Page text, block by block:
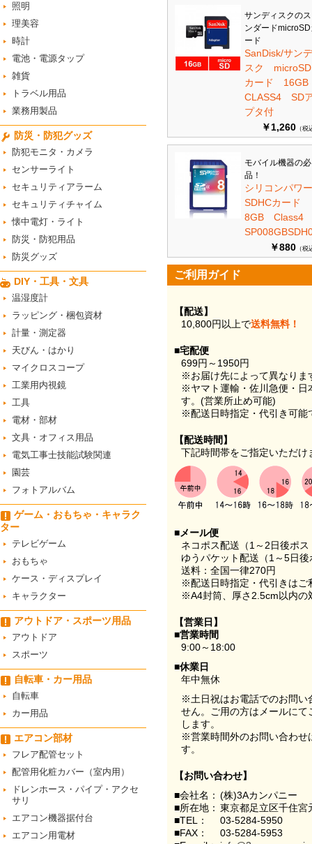
照明
理美容
時計
電池・電源タップ
雑貨
トラベル用品
業務用製品
防災・防犯グッズ
防犯モニタ・カメラ
センサーライト
セキュリティアラーム
セキュリティチャイム
懐中電灯・ライト
防災・防犯用品
防災グッズ
DIY・工具・文具
温湿度計
ラッピング・梱包資材
計量・測定器
天びん・はかり
マイクロスコープ
工業用内視鏡
工具
電材・部材
文具・オフィス用品
電気工事士技能試験関連
園芸
フォトアルバム
ゲーム・おもちゃ・キャラク
ター
テレビゲーム
おもちゃ
ケース・ディスプレイ
キャラクター
アウトドア・スポーツ用品
アウトドア
スポーツ
自転車・カー用品
自転車
カー用品
エアコン部材
フレア配管セット
配管用化粧カバー（室内用）
ドレンホース・パイプ・アクセ
サリ
エアコン機器据付台
エアコン用電材
サンディスクの
ンダード
ード
SanDisk/サン
スク
カード
CLASS4 SD
プタ付
￥1,260 （税
モバイル機器の
品！
シリコンパ
SDHCカード
8GB
￥880 （税
ご利用ガイド
【配送】
10,800円以上で送料無料！
■宅配便
699円～1950円
※お届け先によって異なりま
※ヤマト運輸・佐川急便・日
す。(営業所止め可能)
※配送日時指定・代引き可能
【配送時間】
下記時間帯をご指定いただけ
■メール便
ネコポス配送（1～2日後ポ
ゆうパケット配送（1～5日
送料：全国一律270円
※配送日時指定・代引きはご
※A4封筒、厚さ2.5cm以内の
【営業日】
■営業時間
9:00～18:00
■休業日
年中無休
※土日祝はお電話でのお問い
せん。ご用の方はメールに
します。
※営業時間外のお問い合わせ
す。
【お問い合わせ】
■会社名： (株)3Aカンパニー
■所在地： 東京都足立区千住
■TEL：
03-5284-5950
■FAX：
03-5284-5953